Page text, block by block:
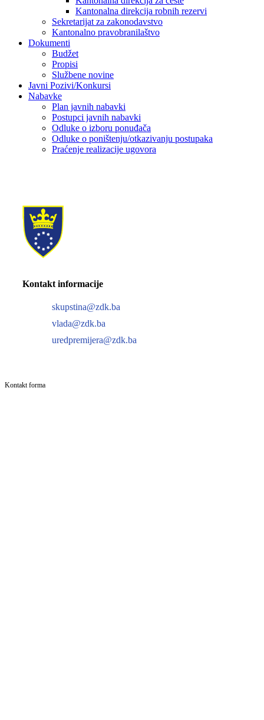
Kantonalna direkcija robnih rezervi
Sekretarijat za zakonodavstvo
Kantonalno pravobranilaštvo
Dokumenti
Budžet
Propisi
Službene novine
Javni Pozivi/Konkursi
Nabavke
Plan javnih nabavki
Postupci javnih nabavki
Odluke o izboru ponuđača
Odluke o poništenju/otkazivanju postupaka
Praćenje realizacije ugovora
Kontakt informacije
skupstina@zdk.ba
vlada@zdk.ba
uredpremijera@zdk.ba
Kontakt forma